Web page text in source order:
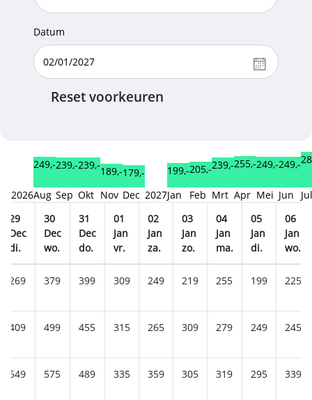
Datum
Reset voorkeuren
2026
249,-
Aug
239,-
Sep
239,-
Okt
189,-
Nov
179,-
Dec 2027
199,-
Jan
205,-
Feb
239,-
Mrt
255,-
Apr
249,-
Mei
249,-
Jun
Jul
29
Dec
di.
30
Dec
wo.
31
Dec
do.
01
Jan
vr.
02
Jan
za.
03
Jan
zo.
04
Jan
ma.
05
Jan
di.
06
Jan
wo.
269 379 399 309 249 219 255 199 225
409 499 455 315 265 309 279 249 245
549 575 489 335 359 305 319 295 339